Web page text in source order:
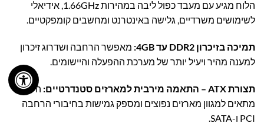
הלוח מגיע עם מעבד כפול ליבה במהירות 1.66GHz, אידיאלי
לשימושים משרדיים, גלישה באינטרנט ומחשבים קומפקטיים.
תמיכה בזיכרון DDR2 עד 4GB:
מאפשר הרחבה ושדרוג זיכרון
למענה מהיר ויעיל יותר של מערכת ההפעלה והיישומים.
תצורת ATX – התאמה מירבית למארזים סטנדרטיים:
הלוח
מתאים למגוון מארזים נפוצים ומספק גמישות בחיבורי הרחבה
PCI ו-SATA.